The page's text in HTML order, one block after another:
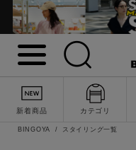
新着商品 カテゴリ
BINGOYA スタイリング一覧